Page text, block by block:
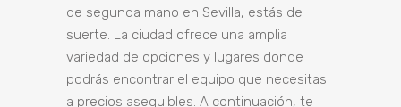
de segunda mano en Sevilla, estás de
suerte. La ciudad ofrece una amplia
variedad de opciones y lugares donde
podrás encontrar el equipo que necesitas
a precios asequibles. A continuación, te